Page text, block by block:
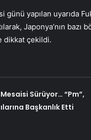
günü yapılan uyarıda
Japonya’nın
dikkat çekildi.
Sürüyor… “Pm”,
Başkanlık Etti